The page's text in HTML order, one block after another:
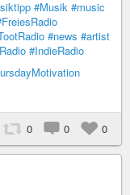
#Musik #music
#news #artist
#IndieRadio
0 0 0